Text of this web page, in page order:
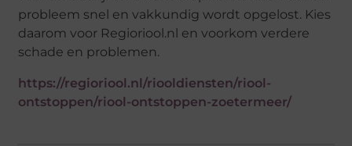
probleem snel en vakkundig wordt opgelost. Kies
daarom voor Regioriool.nl en voorkom verdere
schade en problemen.
https://regioriool.nl/riooldiensten/riool-
ontstoppen/riool-ontstoppen-zoetermeer/